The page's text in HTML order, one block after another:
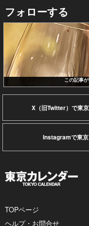
フォローする
この記事
X（旧Twitter）で東
Instagramで東
TOPページ
ヘルプ・お問合せ